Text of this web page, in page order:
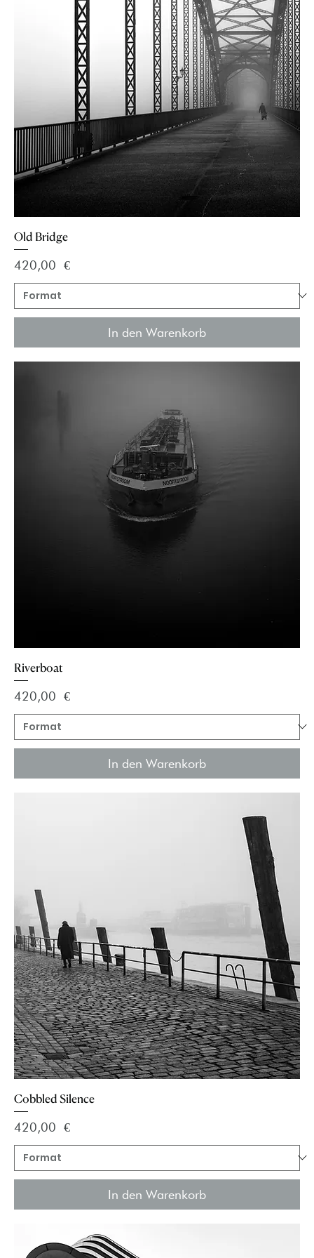
Old Bridge
Preis
420,00 €
In den Warenkorb
Riverboat
Preis
420,00 €
In den Warenkorb
Cobbled Silence
Preis
420,00 €
In den Warenkorb